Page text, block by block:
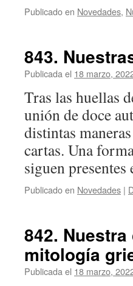
Publicado en Novedades,
843.
Publicada el 18 marzo,
Tras las huellas
unión de doce
distintas
cartas. Una
siguen
Publicado en Novedades |
842.
mitología
Publicada el 18 marzo,